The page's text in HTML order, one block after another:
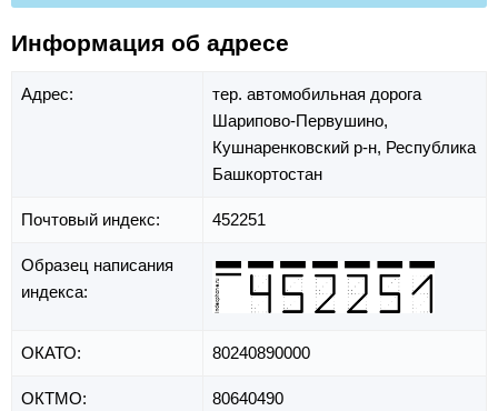
Информация об адресе
Адрес:
тер. автомобильная дорога
Шарипово-Первушино,
Кушнаренковский р-н, Республика
Башкортостан
Почтовый индекс: 452251
Образец написания
индекса:
ОКАТО: 80240890000
ОКТМО: 80640490